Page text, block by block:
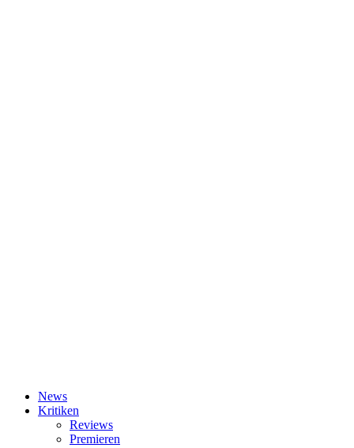
News
Kritiken
Reviews
Premieren